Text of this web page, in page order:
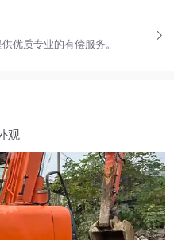
优质专业的有偿服务。
观